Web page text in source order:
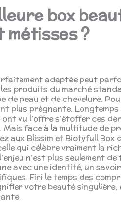
box
métisses ?
adaptée peut
produits du marché
de peau et de chevelure.
plus prégnante.
vu l’offre s’étoffer ces
Mais face à la multitude de
aux Blissim et Biotyfull Box
qui célèbre vraiment la
n’est plus seulement
avec une identité, un
Fini le temps des
votre beauté singulière,